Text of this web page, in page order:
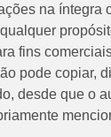
na íntegra
fins
pode copiar,
desde que o